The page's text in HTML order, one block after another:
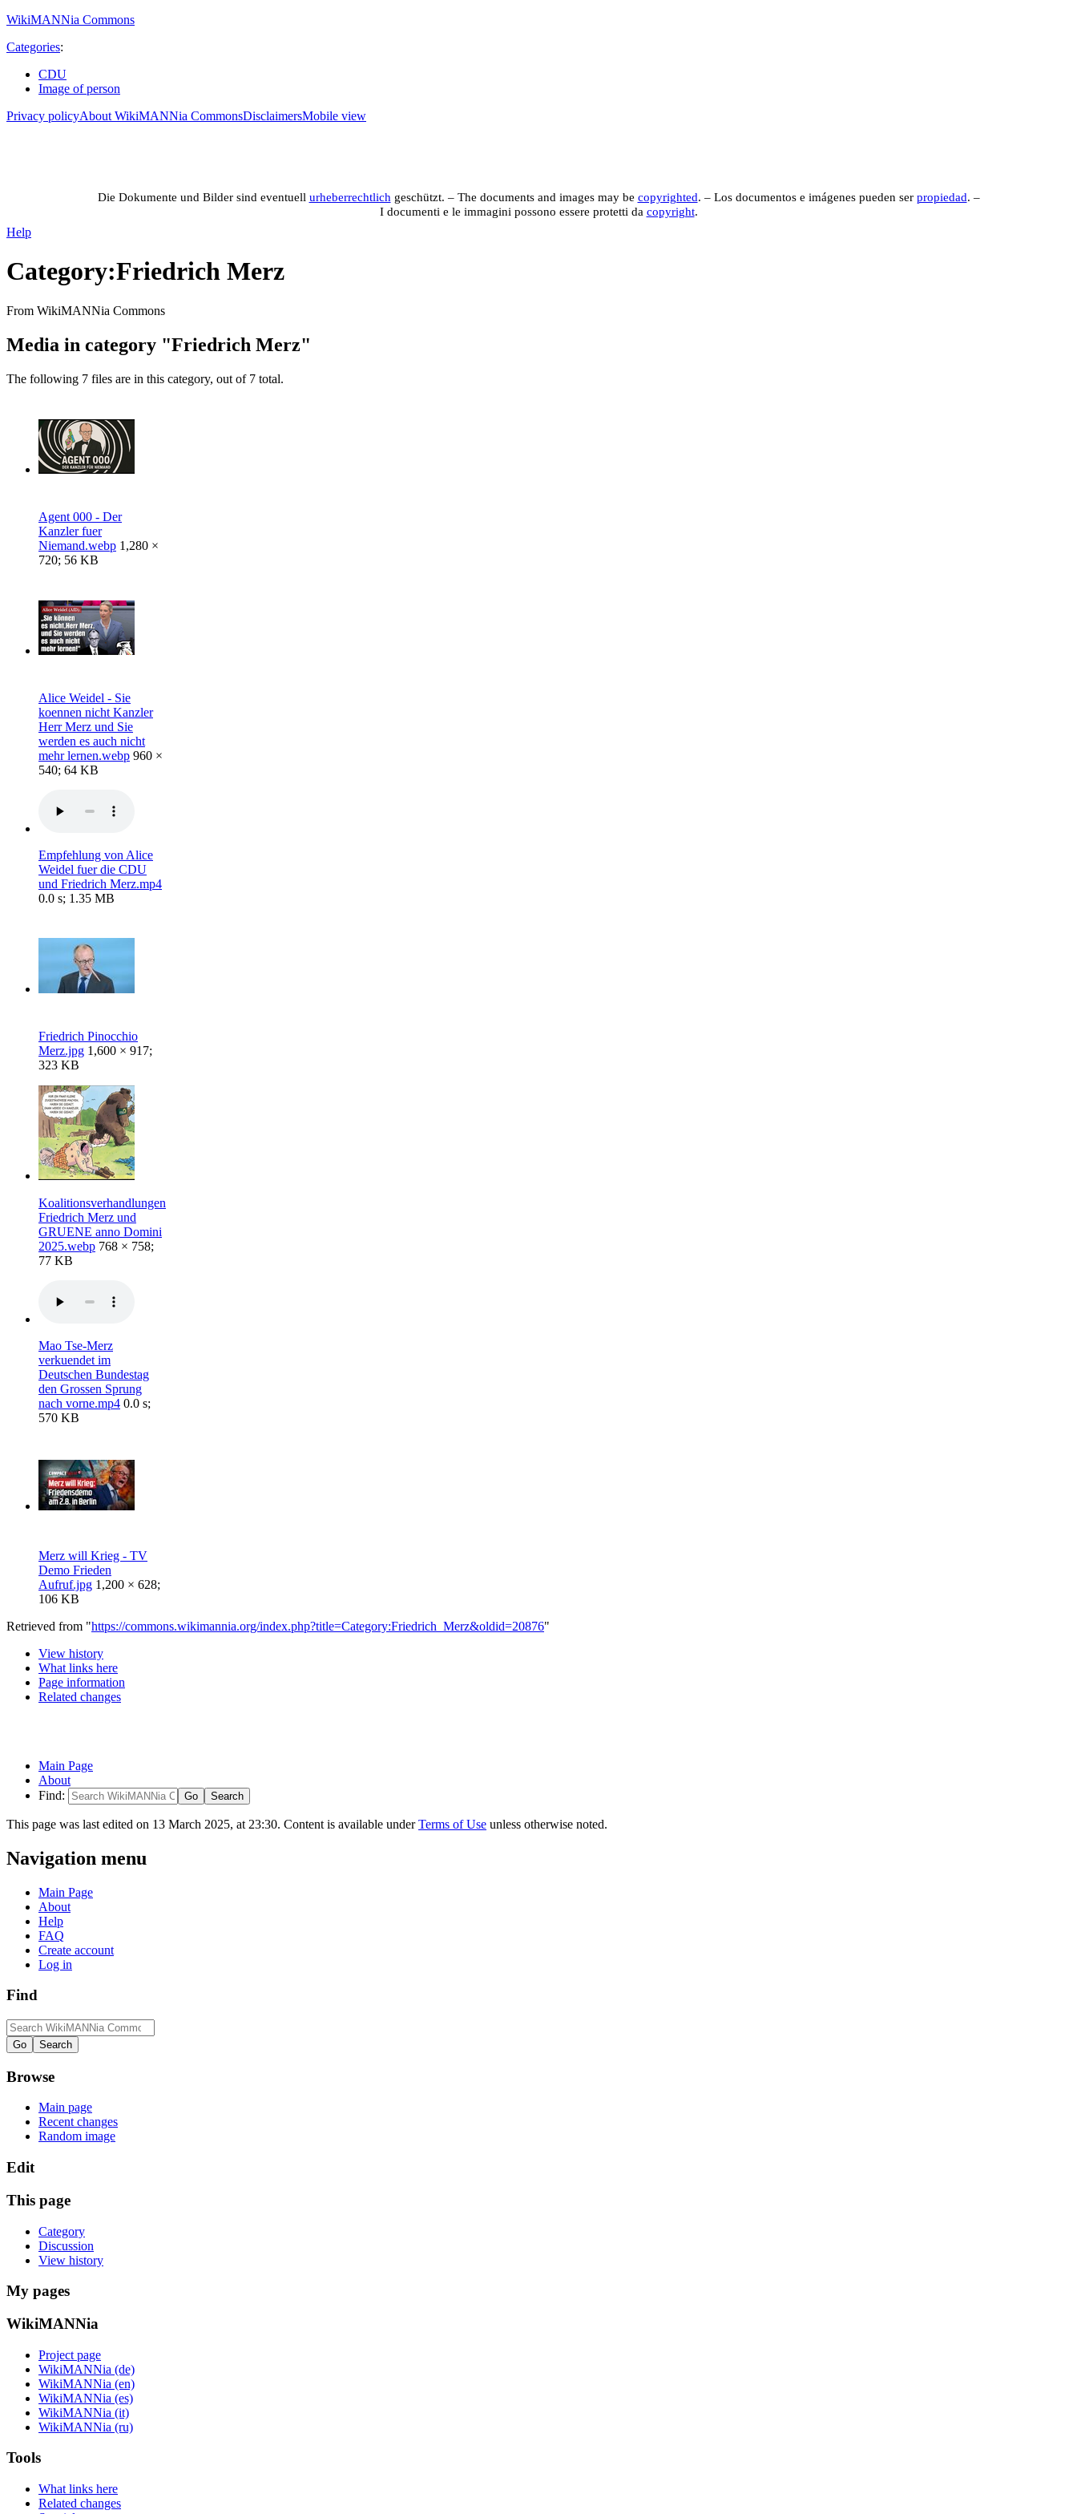
WikiMANNia Commons
Categories:
CDU
Image of person
Privacy policyAbout WikiMANNia CommonsDisclaimersMobile view
Die Dokumente und Bilder sind eventuell urheberrechtlich geschützt. – The documents and images may be copyrighted. – Los documentos e imágenes pueden ser propiedad. –
I documenti e le immagini possono essere protetti da copyright.
Help
Category:Friedrich Merz
From WikiMANNia Commons
Media in category "Friedrich Merz"
The following 7 files are in this category, out of 7 total.
Agent 000 - Der
Kanzler fuer
Niemand.webp 1,280 ×
720; 56 KB
Alice Weidel - Sie
koennen nicht Kanzler
Herr Merz und Sie
werden es auch nicht
mehr lernen.webp 960 ×
540; 64 KB
Empfehlung von Alice
Weidel fuer die CDU
und Friedrich Merz.mp4
0.0 s; 1.35 MB
Friedrich Pinocchio
Merz.jpg 1,600 × 917;
323 KB
Koalitionsverhandlungen
Friedrich Merz und
GRUENE anno Domini
2025.webp 768 × 758;
77 KB
Mao Tse-Merz
verkuendet im
Deutschen Bundestag
den Grossen Sprung
nach vorne.mp4 0.0 s;
570 KB
Merz will Krieg - TV
Demo Frieden
Aufruf.jpg 1,200 × 628;
106 KB
Retrieved from "https://commons.wikimannia.org/index.php?title=Category:Friedrich_Merz&oldid=20876"
View history
What links here
Page information
Related changes
Main Page
About
Find:
This page was last edited on 13 March 2025, at 23:30. Content is available underTerms of Use unless otherwise noted.
Navigation menu
Main Page
About
Help
FAQ
Create account
Log in
Find
Browse
Main page
Recent changes
Random image
Edit
This page
Category
Discussion
View history
My pages
WikiMANNia
Project page
WikiMANNia (de)
WikiMANNia (en)
WikiMANNia (es)
WikiMANNia (it)
WikiMANNia (ru)
Tools
What links here
Related changes